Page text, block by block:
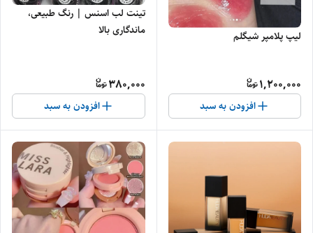
لیپ پلامپر شیگلم
1,200,000
افزودن به سبد
تینت لب اسنس | رنگ طبیعی،
ماندگاری بالا
380,000
افزودن به سبد